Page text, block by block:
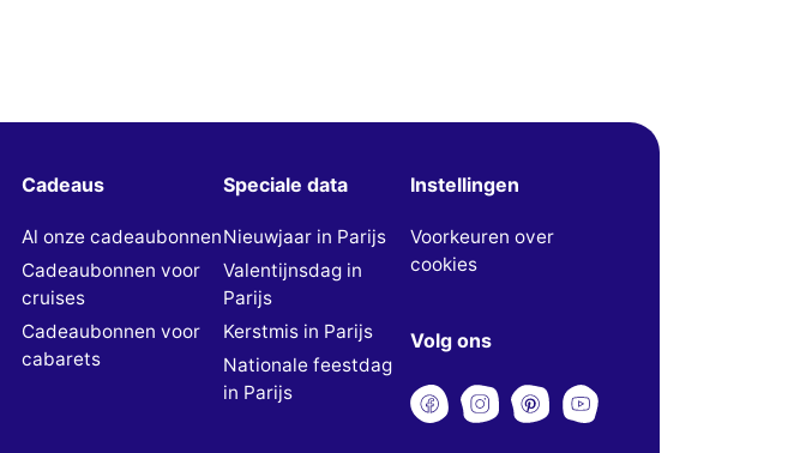
Cadeaus
Al onze cadeaubonnen
Cadeaubonnen voor
cruises
Cadeaubonnen voor
cabarets
Speciale data
Nieuwjaar in Parijs
Valentijnsdag in
Parijs
Kerstmis in Parijs
Nationale feestdag
in Parijs
Instellingen
Voorkeuren over
cookies
Volg ons